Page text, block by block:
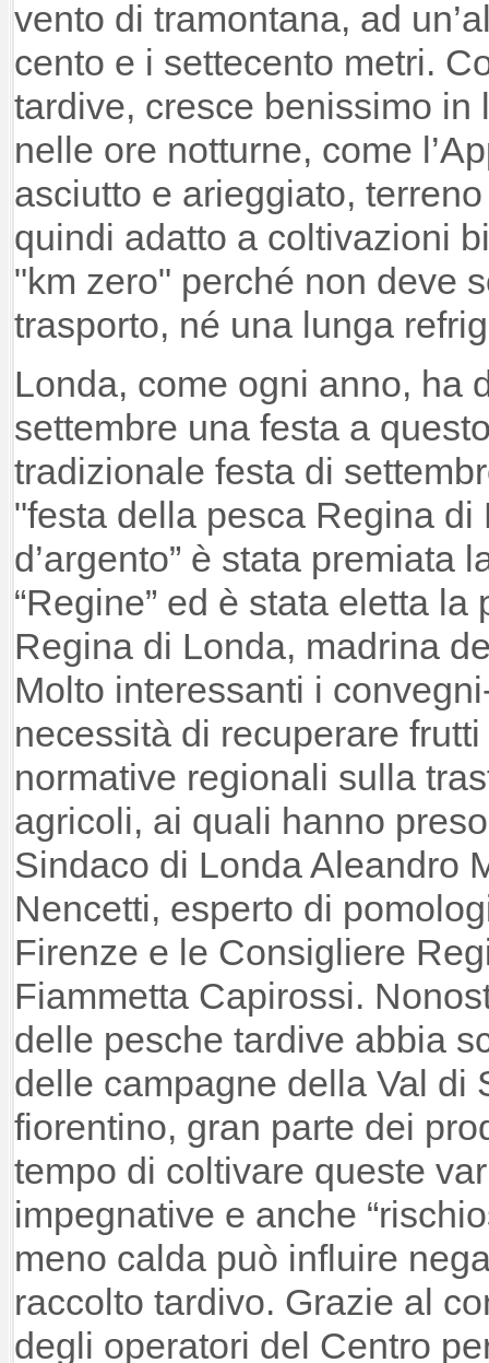
vento di tramontana, ad
cento e i settecento metri.
tardive, cresce benissimo in
nelle ore notturne, come
asciutto e arieggiato,
quindi adatto a coltivazioni
"km zero" perché non deve
trasporto, né una lunga
Londa, come ogni anno, ha
settembre una festa a
tradizionale festa di
"festa della pesca Regina di
d’argento” è stata premiata
“Regine” ed è stata eletta
Regina di Londa, madrina
Molto interessanti i
necessità di recuperare
normative regionali sulla
agricoli, ai quali hanno
Sindaco di Londa Aleandro
Nencetti, esperto di
Firenze e le Consigliere
Fiammetta Capirossi.
delle pesche tardive abbia
delle campagne della Val di
fiorentino, gran parte dei
tempo di coltivare queste
impegnative e anche
meno calda può influire
raccolto tardivo. Grazie al
degli operatori del Centro